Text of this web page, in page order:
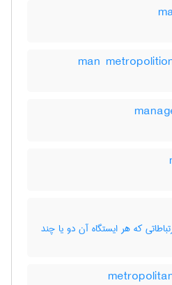
که هر ایستگاه آن دو یا چند